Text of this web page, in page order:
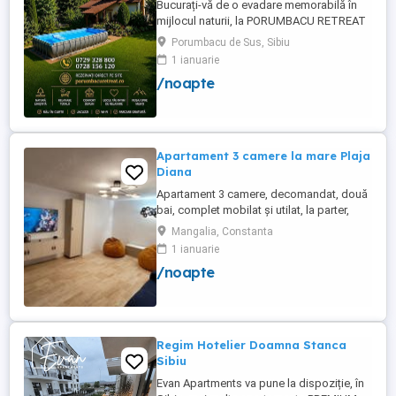
Bucurați-vă de o evadare memorabilă în
mijlocul naturii, la PORUMBACU RETREAT
by the river! Situate într-un cadru idilic, in
inima munților Făgăraș, lângă cristalinul
râu alpin, cabanele noastre vă invită să vă
relaxați și să vă reconectați cu natura.
Porumbacu de Sus, Sibiu
1 ianuarie
/noapte
Apartament 3 camere la mare Plaja
Diana
Apartament 3 camere, decomandat, două
bai, complet mobilat și utilat, la parter,
foarte aproape de plajă și are două locuri
de parcare. Apartamentul renovat recent și
dispune de toate dotările necesare pentru
un concediu reușit la malul mării (aer
Mangalia, Constanta
1 ianuarie
/noapte
Regim Hotelier Doamna Stanca
Sibiu
Evan Apartments va pune la dispoziție, în